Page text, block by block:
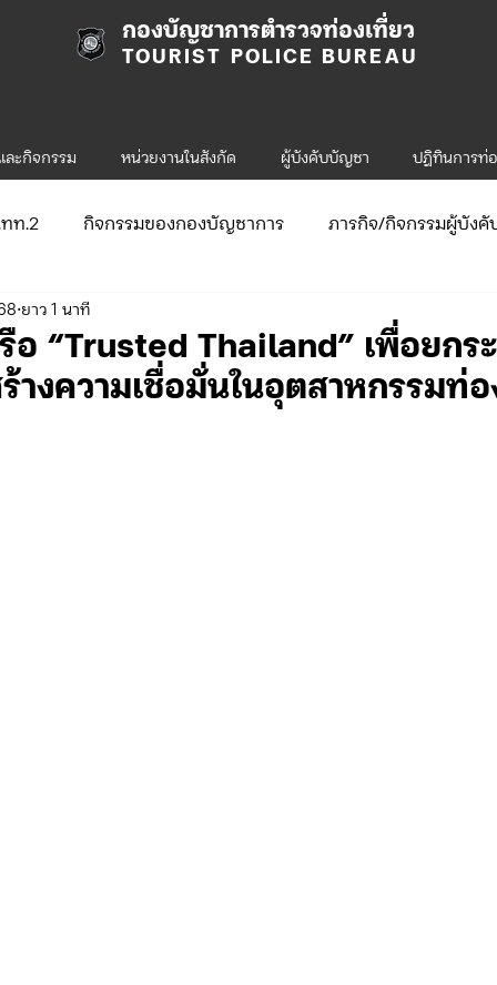
กองบัญชาการตำรวจท่องเที่ยว
TOURIST POLICE BUREAU
ละกิจกรรม หน่วยงานในสังกัด ผู้บังคับบัญชา ปฎิทินการท่
ท.2 กิจกรรมของกองบัญชาการ ภารกิจ/กิจกรรมผู้บัง
สมัคร
ข่าวประกาศและคำสั่ง ทท.1 ข่าวรับสมัคร ทท.1
อ “Trusted Thailand” เพื่อยกร
งความเชื่อมั่นในอุตสาหกรรมท่อ
ยาว 1 นาที